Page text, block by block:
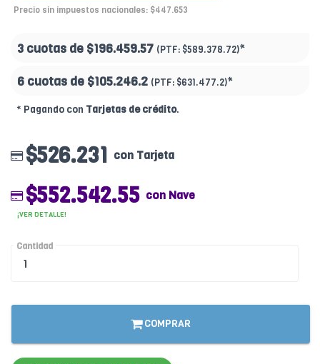
Precio sin impuestos nacionales: $447.653
3 cuotas de $196.459.57 (PTF: $589.378.72)*
6 cuotas de $105.246.2 (PTF: $631.477.2)*
* Pagando con Tarjetas de crédito.
$526.231 con Tarjeta
$552.542.55 con Nave
¡VER DETALLE!
Cantidad
COMPRAR